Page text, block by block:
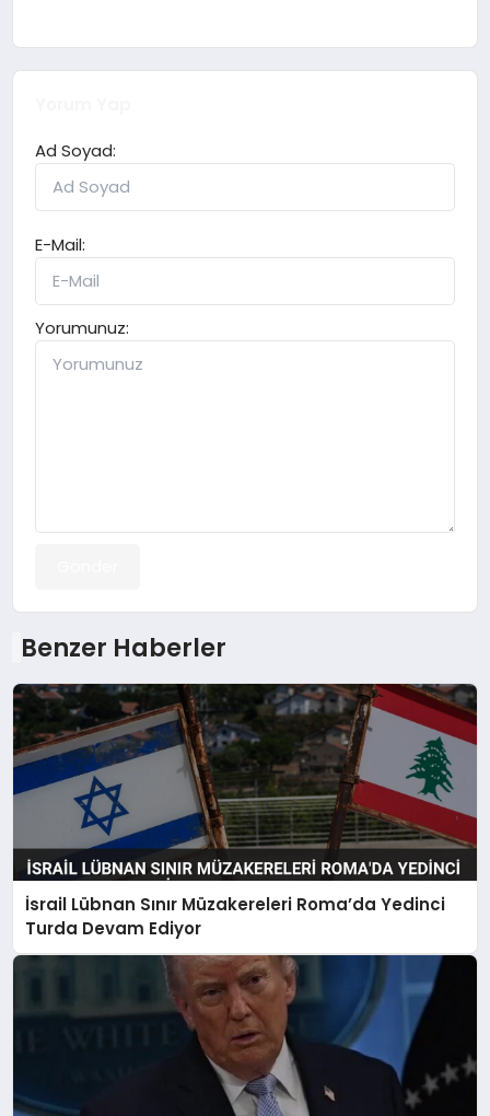
Ad Soyad:
E-Mail:
Yorumunuz:
Benzer Haberler
İsrail Lübnan Sınır Müzakereleri Roma’da Yedinci
Turda Devam Ediyor